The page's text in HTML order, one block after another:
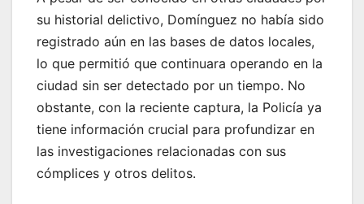
su historial delictivo, Domínguez no había sido
registrado aún en las bases de datos locales,
lo que permitió que continuara operando en la
ciudad sin ser detectado por un tiempo. No
obstante, con la reciente captura, la Policía ya
tiene información crucial para profundizar en
las investigaciones relacionadas con sus
cómplices y otros delitos.